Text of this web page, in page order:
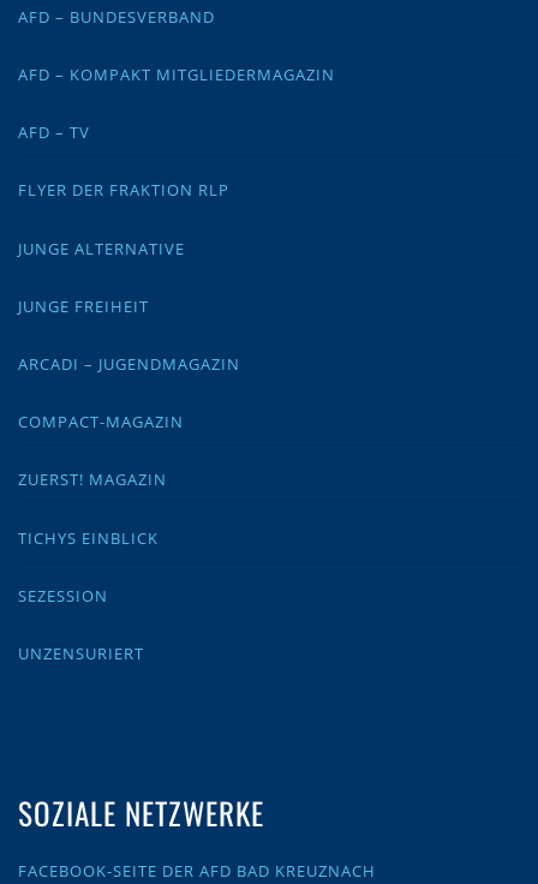
AFD – BUNDESVERBAND
AFD – KOMPAKT MITGLIEDERMAGAZIN
AFD – TV
FLYER DER FRAKTION RLP
JUNGE ALTERNATIVE
JUNGE FREIHEIT
ARCADI – JUGENDMAGAZIN
COMPACT-MAGAZIN
ZUERST! MAGAZIN
TICHYS EINBLICK
SEZESSION
UNZENSURIERT
SOZIALE NETZWERKE
FACEBOOK-SEITE DER AFD BAD KREUZNACH